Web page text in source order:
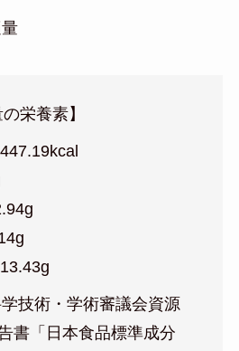
栄養素】
技術・学術審議会資源
書「日本食品標準成分